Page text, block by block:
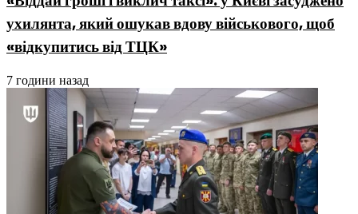
ухилянта, який ошукав вдову військового, щоб
«відкупитись від ТЦК»
7 години назад